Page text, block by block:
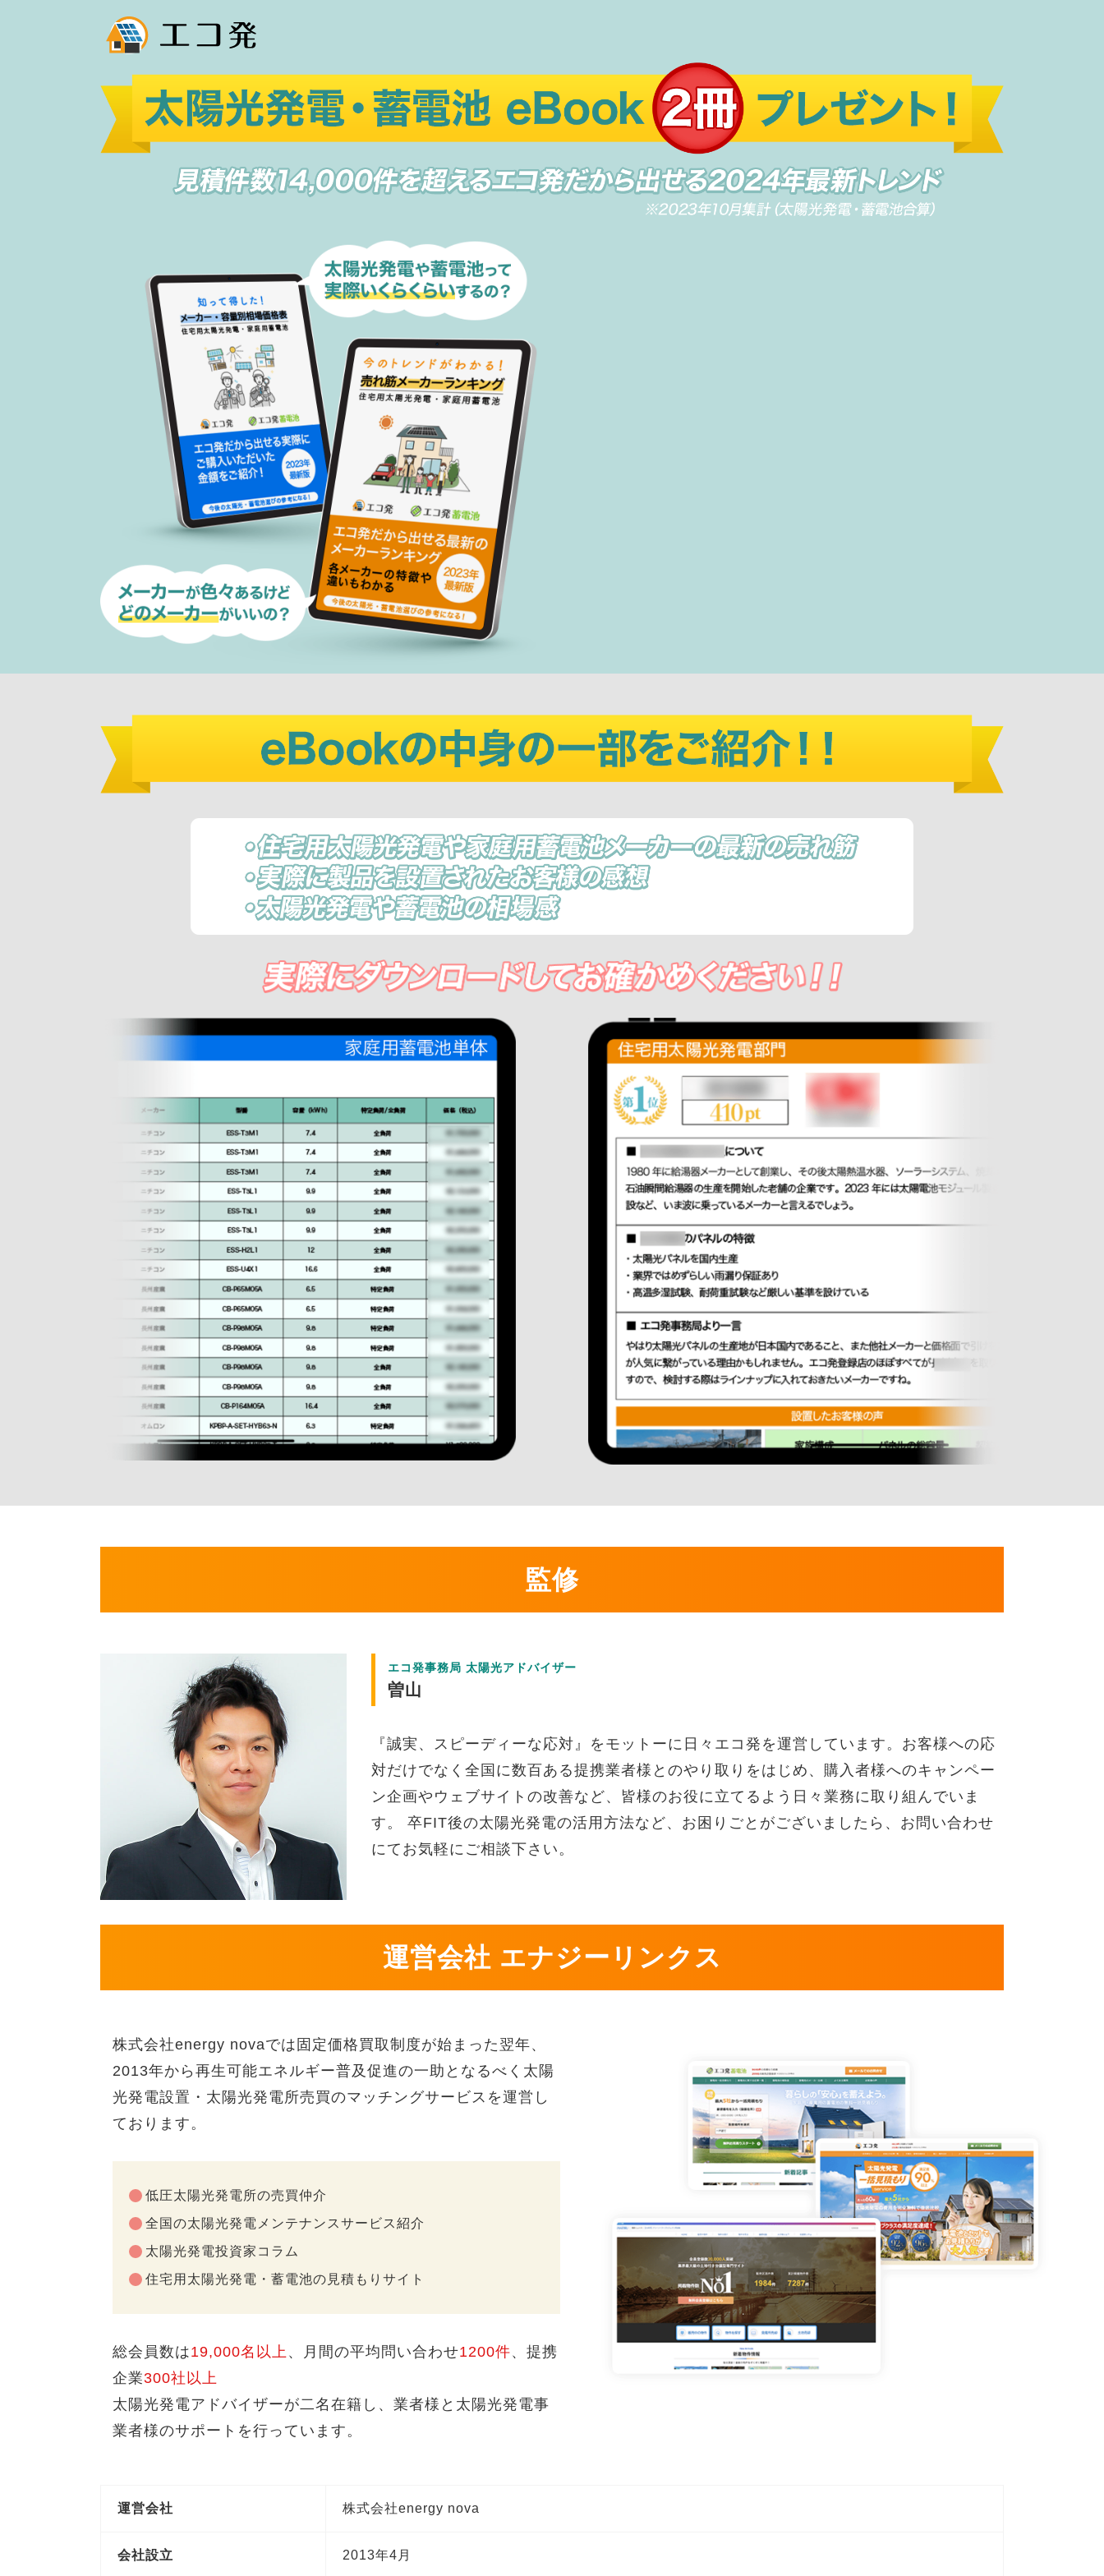
監修
エコ発事務局 太陽光アドバイザー
曽山
『誠実、スピーディーな応対』をモットーに日々エコ発を運営しています。お客様への応
対だけでなく全国に数百ある提携業者様とのやり取りをはじめ、購入者様へのキャンペー
ン企画やウェブサイトの改善など、皆様のお役に立てるよう日々業務に取り組んでいま
す。 卒FIT後の太陽光発電の活用方法など、お困りごとがございましたら、お問い合わせ
にてお気軽にご相談下さい。
運営会社 エナジーリンクス
株式会社energy novaでは固定価格買取制度が始まった翌年、
2013年から再生可能エネルギー普及促進の一助となるべく太陽
光発電設置・太陽光発電所売買のマッチングサービスを運営し
ております。
低圧太陽光発電所の売買仲介
全国の太陽光発電メンテナンスサービス紹介
太陽光発電投資家コラム
住宅用太陽光発電・蓄電池の見積もりサイト
総会員数は19,000名以上 、月間の平均問い合わせ1200件、提携
企業300社以上
太陽光発電アドバイザーが二名在籍し、業者様と太陽光発電事
業者様のサポートを行っています。
運営会社 株式会社energy nova
会社設立 2013年4月